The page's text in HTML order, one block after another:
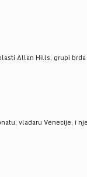
Allan Hills, grupi brda
vladaru Venecije, i